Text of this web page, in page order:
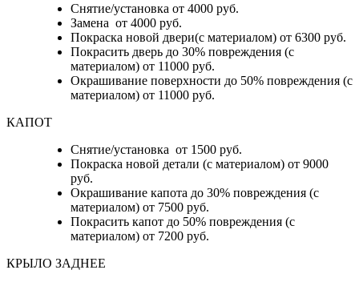
Снятие/установка от 4000 руб.
Замена от 4000 руб.
Покраска новой двери(с материалом) от 6300 руб.
Покрасить дверь до 30% повреждения (с
материалом) от 11000 руб.
Окрашивание поверхности до 50% повреждения (с
материалом) от 11000 руб.
КАПОТ
Снятие/установка от 1500 руб.
Покраска новой детали (с материалом) от 9000
руб.
Окрашивание капота до 30% повреждения (с
материалом) от 7500 руб.
Покрасить капот до 50% повреждения (с
материалом) от 7200 руб.
КРЫЛО ЗАДНЕЕ